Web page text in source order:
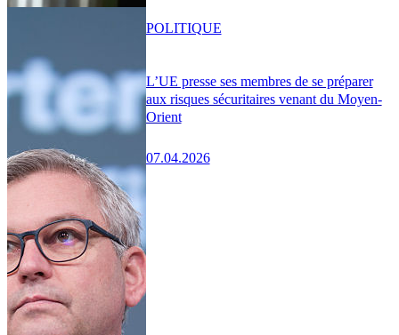
L’UE presse ses membres de se préparer
aux risques sécuritaires venant du Moyen-
Orient
07.04.2026
POLITIQUE